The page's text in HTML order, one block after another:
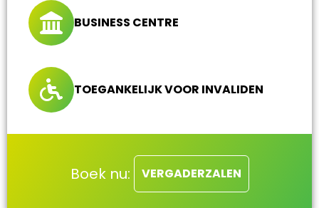
BUSINESS CENTRE
TOEGANKELIJK VOOR INVALIDEN
Boek nu: VERGADERZALEN